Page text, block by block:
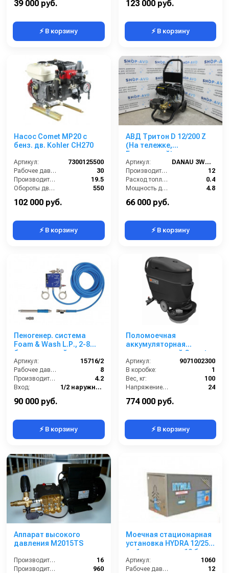
39 000 руб.
⚡ В корзину
123 000 руб.
⚡ В корзину
Насос Comet МР20 с
бенз. дв. Kohler CH270
Артикул:
7300125500
Рабочее давление (бар):
30
Производительность (л/мин):
19.5
Обороты двигателя (об/мин):
550
102 000 руб.
⚡ В корзину
АВД Тритон D 12/200 Z
(На тележке,
Бензиновый)
Артикул:
DANAU 3WZ-1506
Производительность (л/мин):
12
Расход топлива (л/ч):
0.4
Мощность двигателя (кВт):
4.8
Объём топливного бака (л):
66 000 руб.
⚡ В корзину
Пеногенер. система
Foam & Wash L.Р., 2-8
бар, с подачей воздуха,
на 2 ср-ва 1/2ш. 1/2 ш.с
аксесс.
Артикул:
15716/2
Рабочее давление (бар):
8
Производительность (л/мин):
4.2
Вход:
1/2 наружняя резьба
90 000 руб.
⚡ В корзину
Поломоечная
аккумуляторная
машина с тягой Comet
CPS 65 ADVANCE BYT
Артикул:
9071002300
В коробке:
1
Вес, кг:
100
Напряжение, В:
24
774 000 руб.
⚡ В корзину
Аппарат высокого
давления M2015TS
Производительность (л/мин):
16
Производительность (л/ч):
960
Моечная стационарная
установка HYDRA 12/25,
на 1 оператора, 12 бар,
25 л/мин.
Артикул:
1060
Рабочее давление (бар):
12